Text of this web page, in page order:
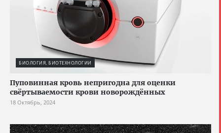
БИОЛОГИЯ, БИОТЕХНОЛОГИИ
Пуповинная кровь непригодна для оценки
свёртываемости крови новорождённых
18 Октябрь, 2024